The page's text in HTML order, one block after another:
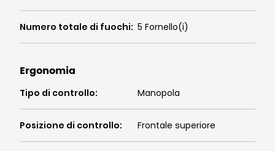
Numero totale di fuochi: 5 Fornello(i)
Ergonomia
Tipo di controllo: Manopola
Posizione di controllo: Frontale superiore